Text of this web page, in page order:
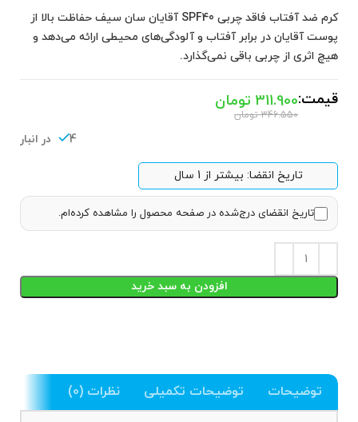
كرم ضد آفتاب فاقد چربی SPF40 آقایان سان سیف حفاظت بالا از
پوست آقایان در برابر آفتاب و آلودگی‌های محیطی ارائه می‌دهد و
هیچ اثری از چربی باقی نمی‌گذارد.
قیمت:
346.550 تومان
311.900 تومان
4 در انبار
تاریخ انقضا: بیشتر از 1 سال
تاریخ انقضای درج‌شده در صفحه محصول را مشاهده کرده‌ام.
افزودن به سبد خرید
توضیحات توضیحات تکمیلی نظرات (0)